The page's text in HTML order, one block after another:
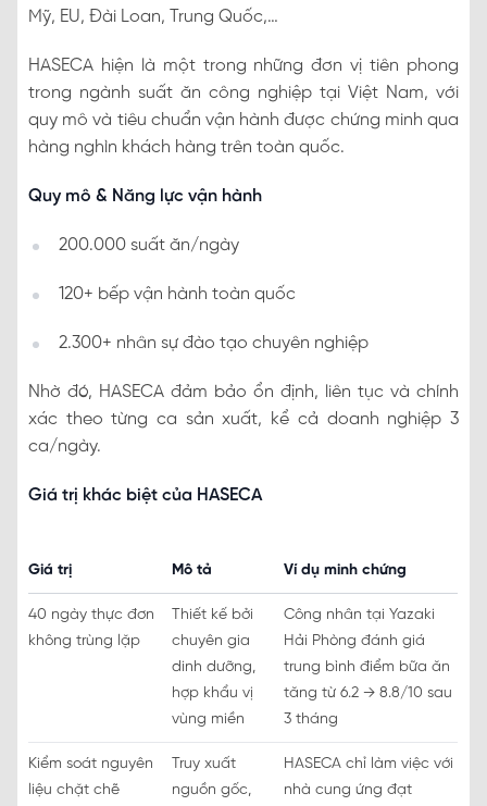
Mỹ, EU, Đài Loan, Trung Quốc,…
HASECA hiện là một trong những đơn vị tiên phong
trong ngành suất ăn công nghiệp tại Việt Nam, với
quy mô và tiêu chuẩn vận hành được chứng minh qua
hàng nghìn khách hàng trên toàn quốc.
Quy mô & Năng lực vận hành
200.000 suất ăn/ngày
120+ bếp vận hành toàn quốc
2.300+ nhân sự đào tạo chuyên nghiệp
Nhờ đó, HASECA đảm bảo ổn định, liên tục và chính
xác theo từng ca sản xuất, kể cả doanh nghiệp 3
ca/ngày.
Giá trị khác biệt của HASECA
Giá trị Mô tả Ví dụ minh chứng
40 ngày thực đơn
không trùng lặp
Thiết kế bởi
chuyên gia
dinh dưỡng,
hợp khẩu vị
vùng miền
Công nhân tại Yazaki
Hải Phòng đánh giá
trung bình điểm bữa ăn
tăng từ 6.2 → 8.8/10 sau
3 tháng
Kiểm soát nguyên
liệu chặt chẽ
Truy xuất
nguồn gốc,
HASECA chỉ làm việc với
nhà cung ứng đạt